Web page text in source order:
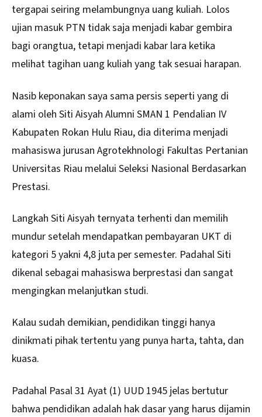
tergapai seiring melambungnya uang kuliah. Lolos
ujian masuk PTN tidak saja menjadi kabar gembira
bagi orangtua, tetapi menjadi kabar lara ketika
melihat tagihan uang kuliah yang tak sesuai harapan.
Nasib keponakan saya sama persis seperti yang di
alami oleh Siti Aisyah Alumni SMAN 1 Pendalian IV
Kabupaten Rokan Hulu Riau, dia diterima menjadi
mahasiswa jurusan Agrotekhnologi Fakultas Pertanian
Universitas Riau melalui Seleksi Nasional Berdasarkan
Prestasi.
Langkah Siti Aisyah ternyata terhenti dan memilih
mundur setelah mendapatkan pembayaran UKT di
kategori 5 yakni 4,8 juta per semester. Padahal Siti
dikenal sebagai mahasiswa berprestasi dan sangat
mengingkan melanjutkan studi.
Kalau sudah demikian, pendidikan tinggi hanya
dinikmati pihak tertentu yang punya harta, tahta, dan
kuasa.
Padahal Pasal 31 Ayat (1) UUD 1945 jelas bertutur
bahwa pendidikan adalah hak dasar yang harus dijamin